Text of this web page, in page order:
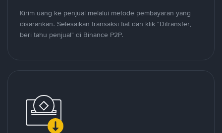
Kirim uang ke penjual melalui metode pembayaran yang
disarankan. Selesaikan transaksi fiat dan klik "Ditransfer,
beri tahu penjual" di Binance P2P.